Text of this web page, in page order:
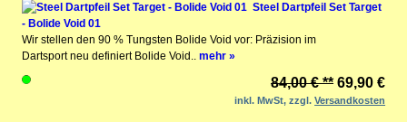
Steel Dartpfeil Set Target
- Bolide Void 01
Wir stellen den 90 % Tungsten Bolide Void vor: Präzision im
Dartsport neu definiert Bolide Void.. mehr »
84,00 € ** 69,90 €
inkl. MwSt, zzgl.Versandkosten